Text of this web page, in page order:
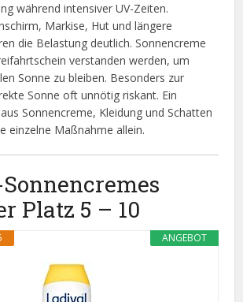
während intensiver UV-Zeiten.
Markise, Hut und längere
die Belastung deutlich. Sonnencreme
verstanden werden, um
Sonne zu bleiben. Besonders zur
Sonne oft unnötig riskant. Ein
Sonnencreme, Kleidung und Schatten
einzelne Maßnahme allein.
Platz 5 – 10
ANGEBOT